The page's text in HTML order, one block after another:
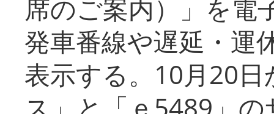
席のご案内）」を電
発車番線や遅延・運
表示する。10月20